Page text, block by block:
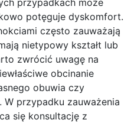
potęguje dyskomfort.
często zauważają
nietypowy kształt lub
zwrócić uwagę na
obcinanie
obuwia czy
przypadku zauważenia
się konsultację z